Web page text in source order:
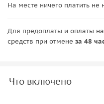
На месте ничего платить не
Для предоплаты и оплаты
средств при отмене за 48
Что включено